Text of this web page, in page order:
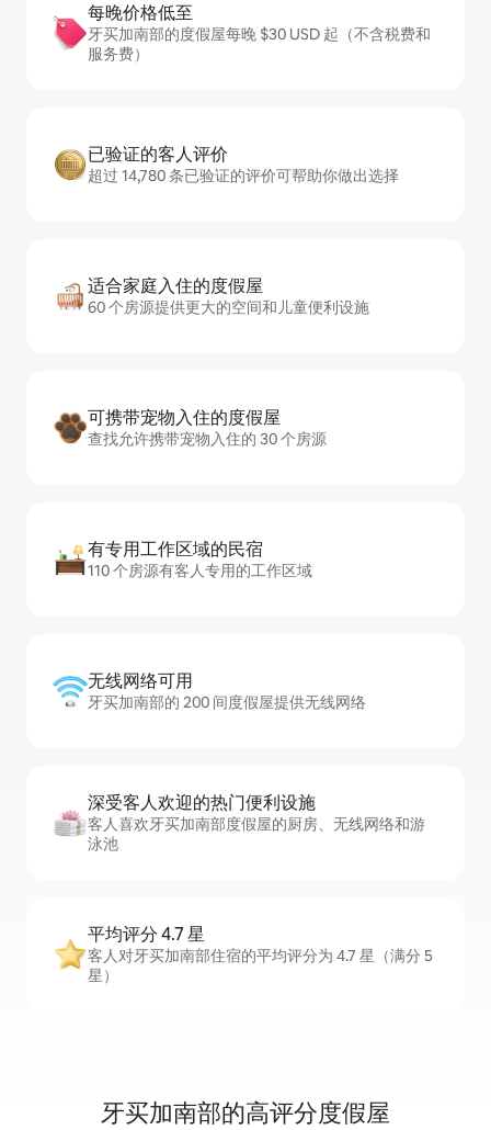
每晚价格低至
牙买加南部的度假屋每晚 $30 USD 起（不含税费和
服务费）
已验证的客人评价
超过 14,780 条已验证的评价可帮助你做出选择
适合家庭入住的度假屋
60 个房源提供更大的空间和儿童便利设施
可携带宠物入住的度假屋
查找允许携带宠物入住的 30 个房源
有专用工作区域的民宿
110 个房源有客人专用的工作区域
无线网络可用
牙买加南部的 200 间度假屋提供无线网络
深受客人欢迎的热门便利设施
客人喜欢牙买加南部度假屋的厨房、无线网络和游
泳池
平均评分 4.7 星
客人对牙买加南部住宿的平均评分为 4.7 星（满分 5
星）
牙买加南部的高评分度假屋